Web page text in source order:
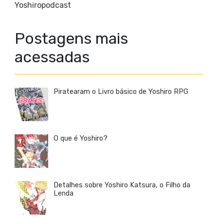
Yoshiropodcast
Postagens mais
acessadas
Piratearam o Livro básico de Yoshiro RPG
O que é Yoshiro?
Detalhes sobre Yoshiro Katsura, o Filho da
Lenda